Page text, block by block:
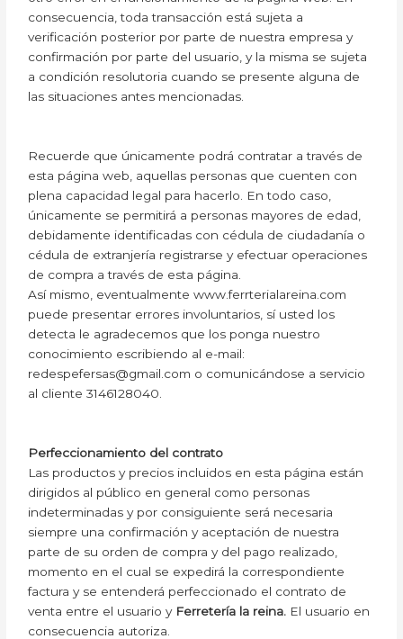
consecuencia, toda transacción está sujeta a
verificación posterior por parte de nuestra empresa y
confirmación por parte del usuario, y la misma se sujeta
a condición resolutoria cuando se presente alguna de
las situaciones antes mencionadas.
Recuerde que únicamente podrá contratar a través de
esta página web, aquellas personas que cuenten con
plena capacidad legal para hacerlo. En todo caso,
únicamente se permitirá a personas mayores de edad,
debidamente identificadas con cédula de ciudadanía o
cédula de extranjería registrarse y efectuar operaciones
de compra a través de esta página.
Así mismo, eventualmente www.ferrterialareina.com
puede presentar errores involuntarios, sí usted los
detecta le agradecemos que los ponga nuestro
conocimiento escribiendo al e-mail:
redespefersas@gmail.com o comunicándose a servicio
al cliente 3146128040.
Perfeccionamiento del contrato
Las productos y precios incluidos en esta página están
dirigidos al público en general como personas
indeterminadas y por consiguiente será necesaria
siempre una confirmación y aceptación de nuestra
parte de su orden de compra y del pago realizado,
momento en el cual se expedirá la correspondiente
factura y se entenderá perfeccionado el contrato de
venta entre el usuario y Ferretería la reina. El usuario en
consecuencia autoriza.